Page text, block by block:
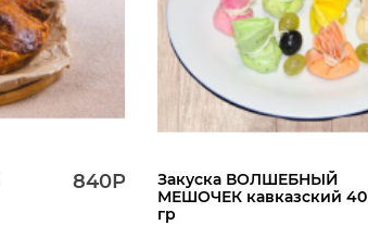
840Р.
Закуска ВОЛШЕБНЫЙ
МЕШОЧЕК кавказский 40
гр